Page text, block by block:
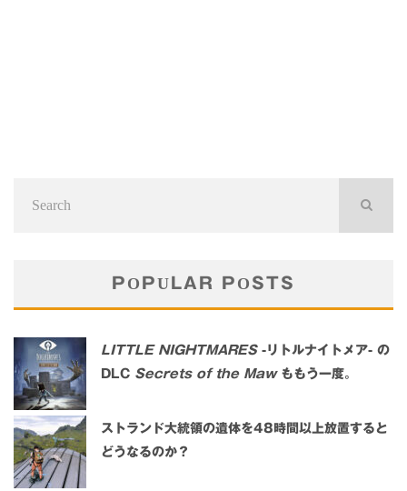
POPULAR POSTS
LITTLE NIGHTMARES-リトルナイトメア- の
DLC Secrets of the Mawももう一度。
ストランド大統領の遺体を48時間以上放置すると
どうなるのか？